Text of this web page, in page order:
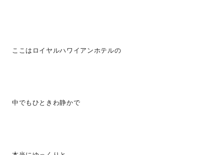
ここはロイヤルハワイアンホテルの
中でもひときわ静かで